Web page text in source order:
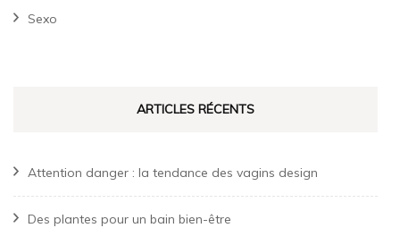
Sexo
ARTICLES RÉCENTS
Attention danger : la tendance des vagins design
Des plantes pour un bain bien-être